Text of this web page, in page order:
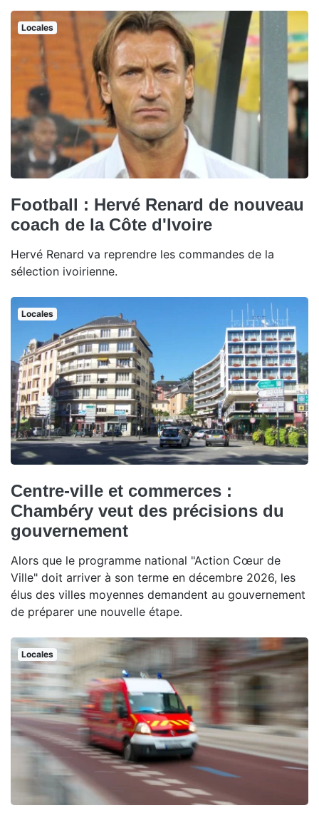
Locales
Football : Hervé Renard de nouveau
coach de la Côte d'Ivoire
Hervé Renard va reprendre les commandes de la
sélection ivoirienne.
Locales
Centre-ville et commerces :
Chambéry veut des précisions du
gouvernement
Alors que le programme national "Action Cœur de
Ville" doit arriver à son terme en décembre 2026, les
élus des villes moyennes demandent au gouvernement
de préparer une nouvelle étape.
Locales